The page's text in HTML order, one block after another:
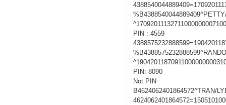
PIN : 4559
PIN: 8090
Not PIN
B4624062401864572^TRAN/